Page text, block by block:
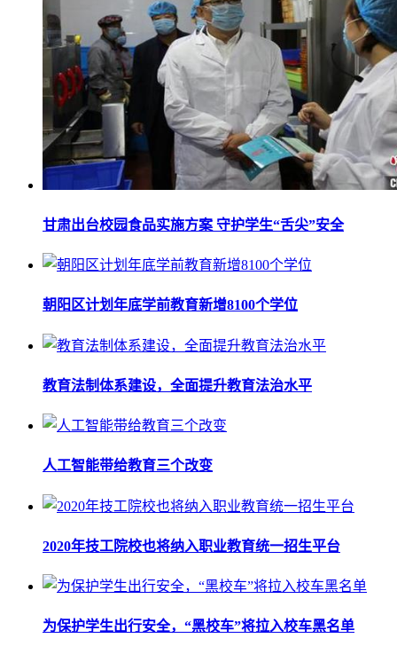
甘肃出台校园食品实施方案 守护学生“舌尖”安全
朝阳区计划年底学前教育新增8100个学位
教育法制体系建设，全面提升教育法治水平
人工智能带给教育三个改变
2020年技工院校也将纳入职业教育统一招生平台
为保护学生出行安全，“黑校车”将拉入校车黑名单